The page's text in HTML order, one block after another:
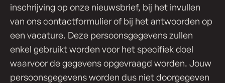
inschrijving op onze nieuwsbrief, bij het invullen
van ons contactformulier of bij het antwoorden op
een vacature. Deze persoonsgegevens zullen
enkel gebruikt worden voor het specifiek doel
waarvoor de gegevens opgevraagd worden. Jouw
persoonsgegevens worden dus niet doorgegeven